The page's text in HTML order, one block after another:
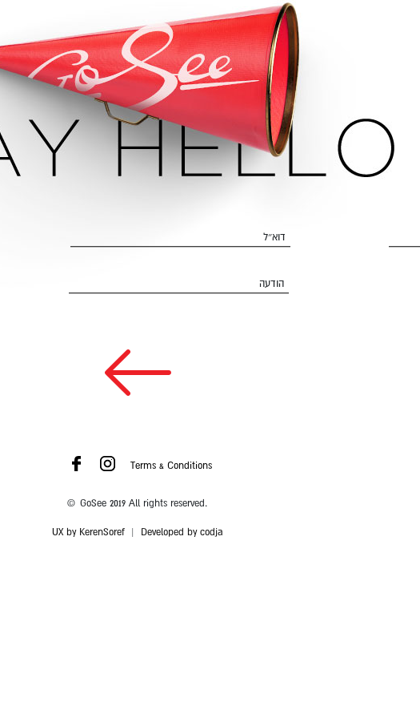
דוא״ל
הודעה
Terms & Conditions
© GoSee 2019 All rights reserved.
UX by KerenSoref| Developed by codja